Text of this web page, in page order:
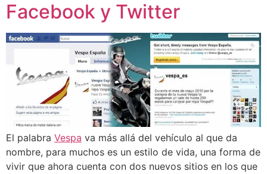
Facebook y Twitter
El palabra Vespa va más allá del vehículo al que da
nombre, para muchos es un estilo de vida, una forma de
vivir que ahora cuenta con dos nuevos sitios en los que